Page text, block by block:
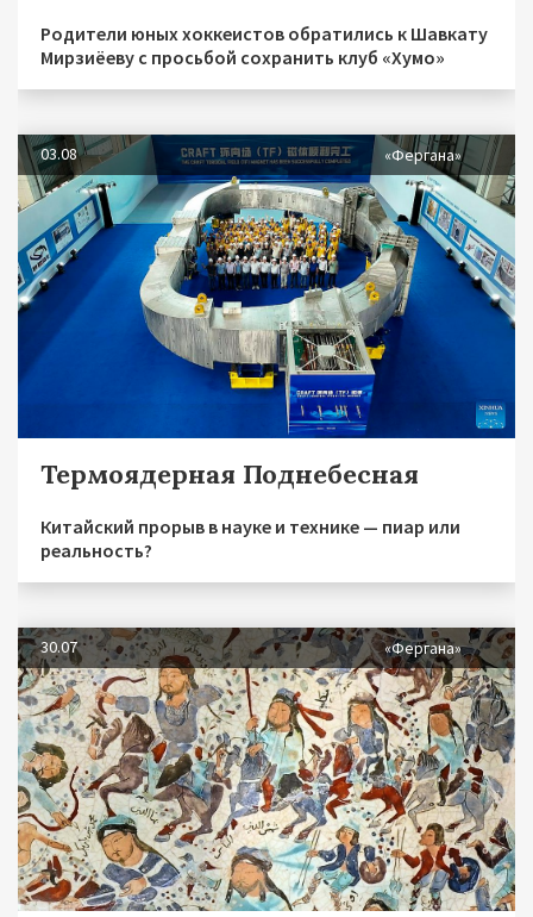
Родители юных хоккеистов обратились к Шавкату
Мирзиёеву с просьбой сохранить клуб «Хумо»
03.08 «Фергана»
Термоядерная Поднебесная
Китайский прорыв в науке и технике — пиар или
реальность?
30.07 «Фергана»